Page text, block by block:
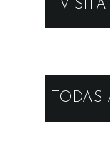
TODAS